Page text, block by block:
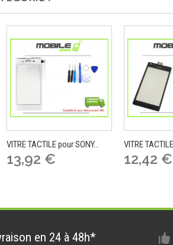
VITRE TACTILE pour SONY...
13,92 €
VITRE
12,42 €
en 24 à 48h*